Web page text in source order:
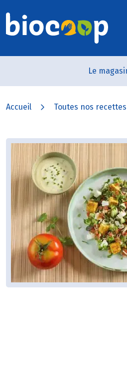
Le
Accueil Toutes nos recettes